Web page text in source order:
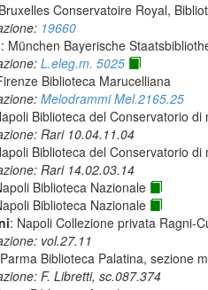
Conservatoire Royal,
19660
: München Bayerische
L.eleg.m. 5025
Biblioteca Marucelliana
Melodrammi Mel.2165.25
Biblioteca del Conservatorio
Rari 10.04.11.04
Biblioteca del Conservatorio
Rari 14.02.03.14
Biblioteca Nazionale
Biblioteca Nazionale
: Napoli Collezione privata Ragni-
vol.27.11
Biblioteca Palatina, sezione
F. Libretti, sc.087.374